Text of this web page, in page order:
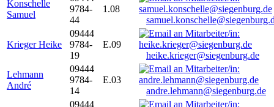
Konschelle
Samuel
9784-
44
1.08
Krieger Heike
09444
9784-
19
E.09
heike.krieger@siegenburg.de
Lehmann
André
09444
9784-
14
E.03
andre.lehmann@siegenburg.de
09444